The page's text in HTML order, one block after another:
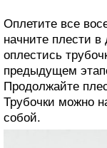
Оплетите все
начните плести в
оплестись
предыдущем
Продолжайте
Трубочки можно
собой.